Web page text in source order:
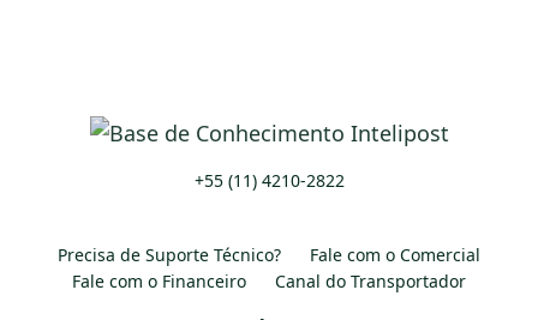
+55 (11) 4210-2822
Precisa de Suporte Técnico?
Fale com o Comercial
Fale com o Financeiro
Canal do Transportador